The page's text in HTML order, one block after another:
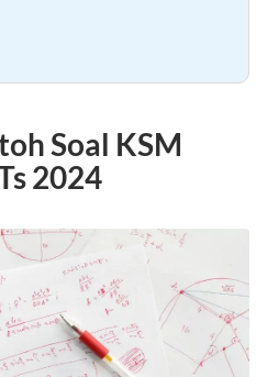
Soal KSM
2024